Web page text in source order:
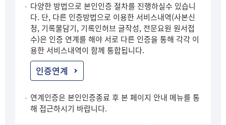
다양한 방법으로 본인인증 절차를 진행하실수 있습니
다. 단, 다른 인증방법으로 이용한 서비스내역(사본신
청, 기록물담기, 기록인허브 글작성, 전문요원 원서접
수)은 인증 연계를 해야 서로 다른 인증을 통해 각각 이
용한 서비스내역이 함께 통합됩니다.
인증연계
연계인증은 본인인증종료 후 본 페이지 안내 메뉴를 통
해 접근하시기 바랍니다.